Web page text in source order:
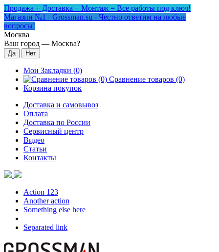
Продажа + Доставка + Монтаж = Все работы под ключ!
Магазин №1 - Grossman.su - Честно ответим на любые
вопросы!
Москва
Ваш город — Москва?
Мои Закладки (0)
Сравнение товаров (0)
Корзина покупок
Доставка и самовывоз
Оплата
Доставка по России
Сервисный центр
Видео
Статьи
Контакты
Action 123
Another action
Something else here
Separated link